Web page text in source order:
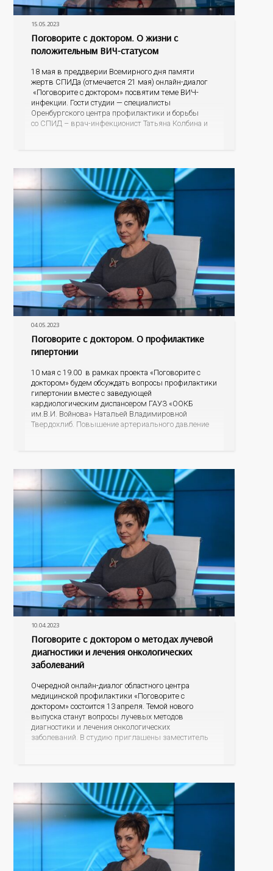
15.05.2023
Поговорите с доктором. О жизни с
положительным ВИЧ-статусом
18 мая в преддверии Всемирного дня памяти
жертв СПИДа (отмечается 21 мая) онлайн-диалог
«Поговорите с доктором» посвятим теме ВИЧ-
инфекции. Гости студии — специалисты
Оренбургского центра профилактики и борьбы
со СПИД – врач-инфекционист Татьяна Колбина и
бесплатную помощь; как обезопасить своих
04.05.2023
Поговорите с доктором. О профилактике
гипертонии
10 мая с 19.00 в рамках проекта «Поговорите с
доктором» будем обсуждать вопросы профилактики
гипертонии вместе с заведующей
кардиологическим диспансером ГАУЗ «ООКБ
им.В.И. Войнова» Натальей Владимировной
Твердохлиб. Повышение артериального давление
зрительных органов, осложнений беременности
10.04.2023
Поговорите с доктором о методах лучевой
диагностики и лечения онкологических
заболеваний
Очередной онлайн-диалог областного центра
медицинской профилактики «Поговорите с
доктором» состоится 13 апреля. Темой нового
выпуска станут вопросы лучевых методов
диагностики и лечения онкологических
заболеваний. В студию приглашены заместитель
опухоли можно обнаружить с помощью
современных маммографов и компьютерных